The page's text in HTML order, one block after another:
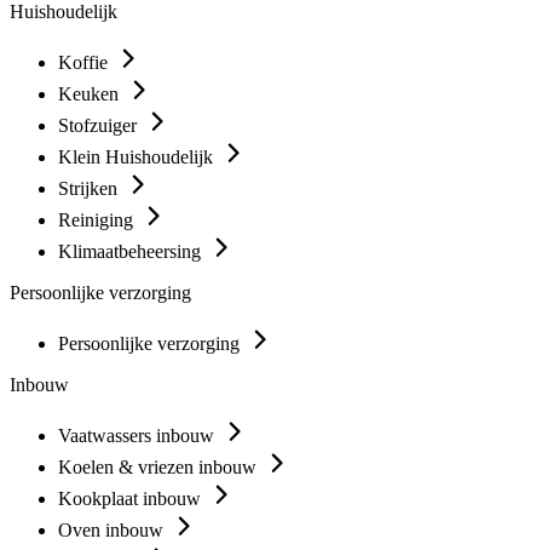
Huishoudelijk
Koffie
Keuken
Stofzuiger
Klein Huishoudelijk
Strijken
Reiniging
Klimaatbeheersing
Persoonlijke verzorging
Persoonlijke verzorging
Inbouw
Vaatwassers inbouw
Koelen & vriezen inbouw
Kookplaat inbouw
Oven inbouw